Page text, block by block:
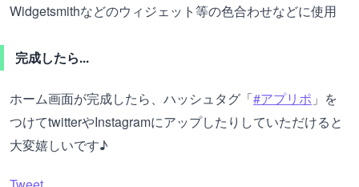
Widgetsmithなどのウィジェット等の色合わせなどに使用
完成したら...
ホーム画面が完成したら、ハッシュタグ「#アプリポ 」を
つけてtwitterやInstagramにアップしたりしていただけると
大変嬉しいです♪